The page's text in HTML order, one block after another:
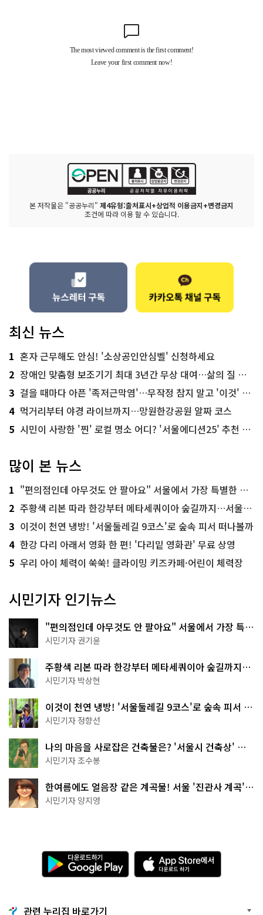
본 저작물은 "공공누리" 제4유형:출처표시+상업적 이용금지+변경금지
조건에 따라 이용 할 수 있습니다.
최신 뉴스
1 혼자 근무해도 안심! '소상공인안심벨' 신청하세요
2 장애인 맞춤형 보조기기 최대 3년간 무상 대여…삶의 질 높인다
3 걸을 때마다 아픈 '족저근막염'…무작정 참지 말고 '이것' 해보세요!
4 먹거리부터 야경 라이브까지…망원한강공원 알짜 코스
5 시민이 사랑한 '찐' 로컬 명소 어디? '서울에디션25' 추천 코스
많이 본 뉴스
1 "편의점인데 아무것도 안 팔아요" 서울에서 가장 특별한 편의점의 정체
2 주황색 리본 따라 한강부터 메타세쿼이아 숲길까지…서울둘레길 15코스
3 이것이 천연 냉방! '서울둘레길 9코스'로 숲속 피서 떠나볼까
4 한강 다리 아래서 영화 한 편! '다리밑 영화관' 무료 상영
5 우리 아이 체력이 쑥쑥! 클라이밍 키즈카페·어린이 체력장
시민기자 인기뉴스
"편의점인데 아무것도 안 팔아요" 서울에서 가장 특별
한 편의점의 정체
시민기자 권기윤
주황색 리본 따라 한강부터 메타세쿼이아 숲길까지…
서울둘레길 15코스
시민기자 박상현
이것이 천연 냉방! '서울둘레길 9코스'로 숲속 피서 떠
나볼까
시민기자 정향선
나의 마음을 사로잡은 건축물은? '서울시 건축상' 수
상작 공개!
시민기자 조수봉
한여름에도 얼음장 같은 계곡물! 서울 '진관사 계곡'이
천국이네~
시민기자 양지영
다
운
로
기
A
p
p
관련 누리집 바로가기